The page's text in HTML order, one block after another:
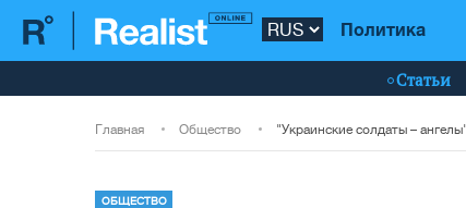
Политика
Статьи
Главная Общество
ОБЩЕСТВО